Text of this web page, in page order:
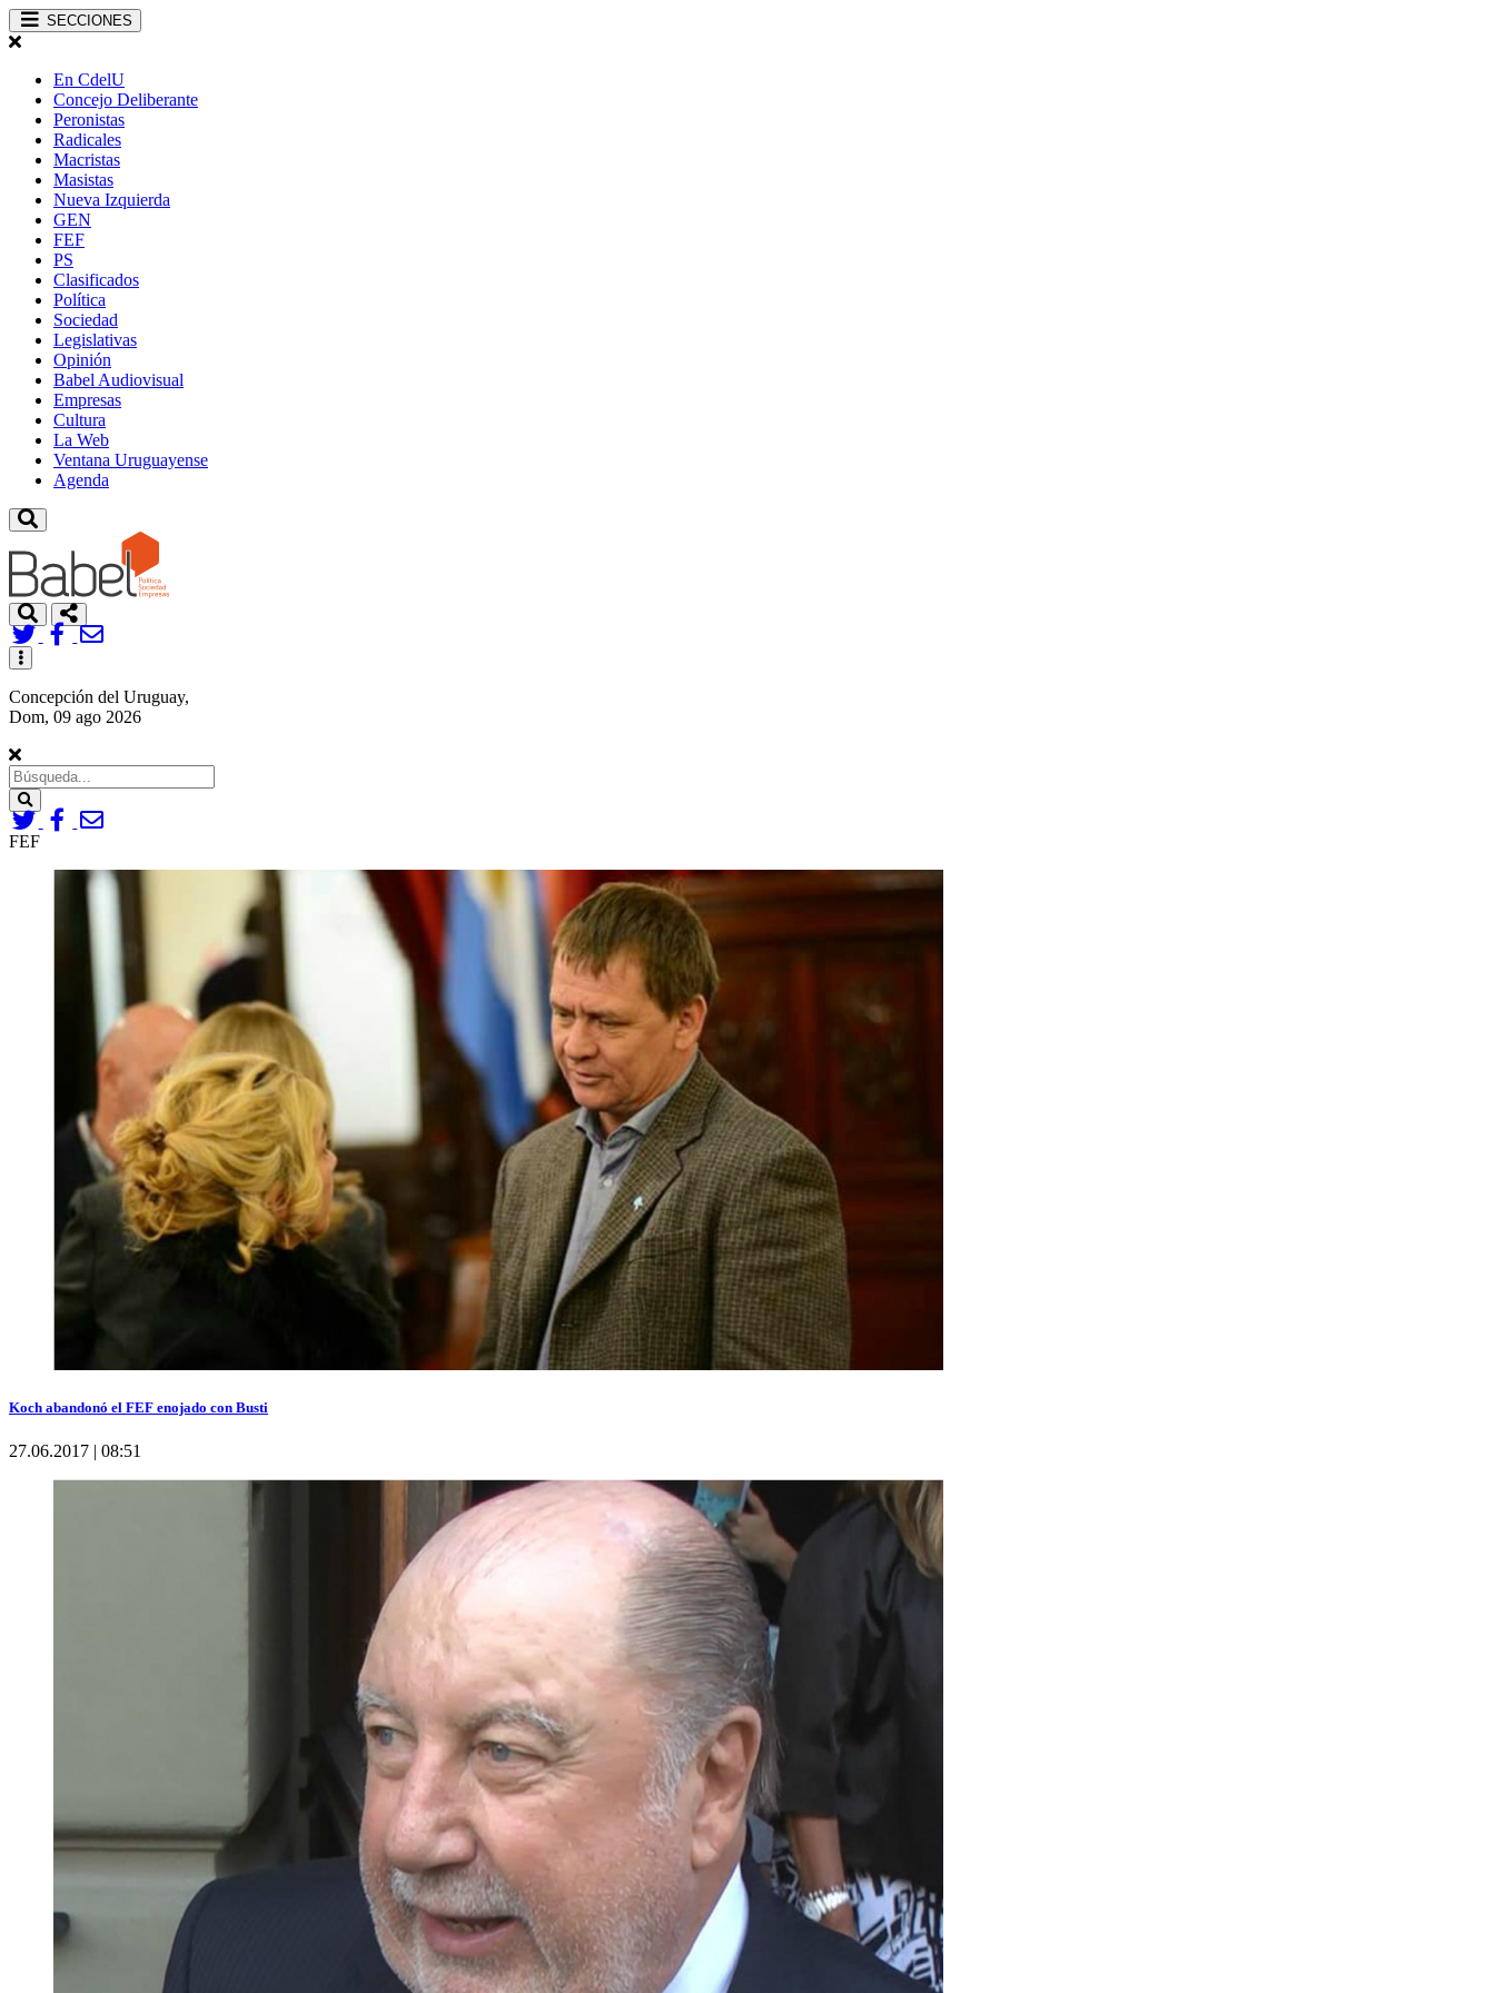
SECCIONES
En CdelU
Concejo Deliberante
Peronistas
Radicales
Macristas
Masistas
Nueva Izquierda
GEN
FEF
PS
Clasificados
Política
Sociedad
Legislativas
Opinión
Babel Audiovisual
Empresas
Cultura
La Web
Ventana Uruguayense
Agenda
Toggle
navigation
Concepción del Uruguay,
Dom, 09 ago 2026
Search
FEF
Koch abandonó el FEF enojado con Busti
27.06.2017 | 08:51